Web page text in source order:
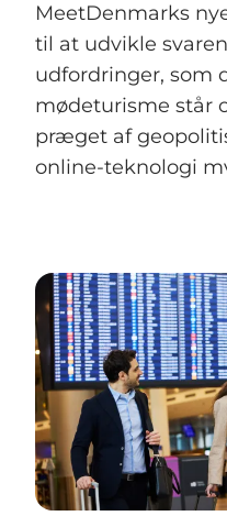
MeetDenmarks
til at udvikle
udfordringer, som
mødeturisme står
præget af
online-teknologi